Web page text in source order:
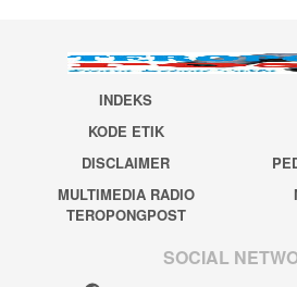
INDEKS
KODE ETIK
DISCLAIMER
MULTIMEDIA RADIO
TEROPONGPOST
SOCIAL